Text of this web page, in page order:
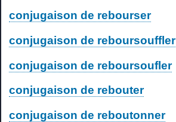
conjugaison de rebourser
conjugaison de reboursouffler
conjugaison de reboursoufler
conjugaison de rebouter
conjugaison de reboutonner